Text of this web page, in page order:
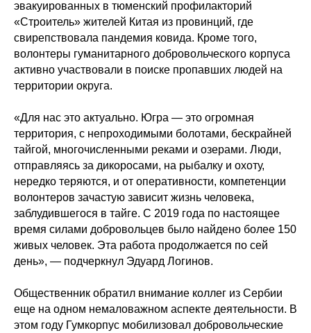
эвакуированных в тюменский профилакторий
«Строитель» жителей Китая из провинций, где
свирепствовала пандемия ковида. Кроме того,
волонтеры гуманитарного добровольческого корпуса
активно участвовали в поиске пропавших людей на
территории округа.
«Для нас это актуально. Югра — это огромная
территория, с непроходимыми болотами, бескрайней
тайгой, многочисленными реками и озерами. Люди,
отправляясь за дикоросами, на рыбалку и охоту,
нередко теряются, и от оперативности, компетенции
волонтеров зачастую зависит жизнь человека,
заблудившегося в тайге. С 2019 года по настоящее
время силами добровольцев было найдено более 150
живых человек. Эта работа продолжается по сей
день», — подчеркнул Эдуард Логинов.
Общественник обратил внимание коллег из Сербии
еще на одном немаловажном аспекте деятельности. В
этом году Гумкорпус мобилизовал добровольческие